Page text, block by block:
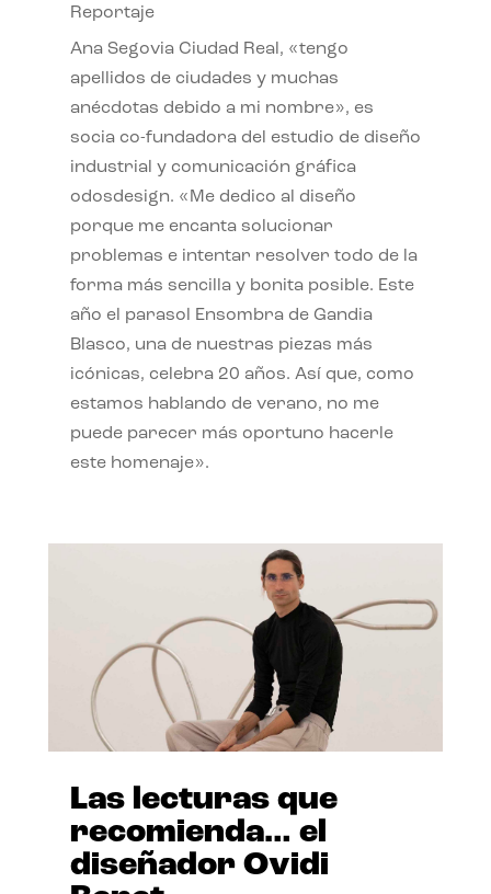
Reportaje
Ana Segovia Ciudad Real, «tengo
apellidos de ciudades y muchas
anécdotas debido a mi nombre», es
socia co-fundadora del estudio de diseño
industrial y comunicación gráfica
odosdesign. «Me dedico al diseño
porque me encanta solucionar
problemas e intentar resolver todo de la
forma más sencilla y bonita posible. Este
año el parasol Ensombra de Gandia
Blasco, una de nuestras piezas más
icónicas, celebra 20 años. Así que, como
estamos hablando de verano, no me
puede parecer más oportuno hacerle
este homenaje».
Las lecturas que
recomienda… el
diseñador Ovidi